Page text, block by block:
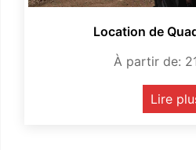
Location de
À partir de:
Lire